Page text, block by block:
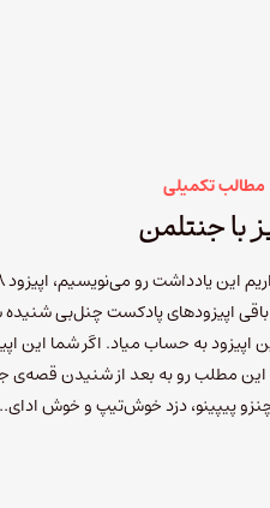
مطالب تکمیلی
با جنتلمن
اپیزودهای پادکست چنل‌بی
اپیزود به حساب میاد. اگر شما این
مطلب رو به بعد از شنیدن قصه‌ی
پیپینو، دزد خوش‌تیپ و خوش